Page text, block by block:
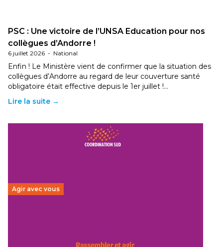
PSC : Une victoire de l’UNSA Education pour nos
collègues d’Andorre !
6 juillet 2026 - National
Enfin ! Le Ministère vient de confirmer que la situation des
collègues d’Andorre au regard de leur couverture santé
obligatoire était effective depuis le 1er juillet !…
Lire la suite →
Agir avec vous